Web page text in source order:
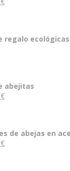
es:
regalo ecológicas
abejitas
€El
es:
3,00€.
de abejas en
€El